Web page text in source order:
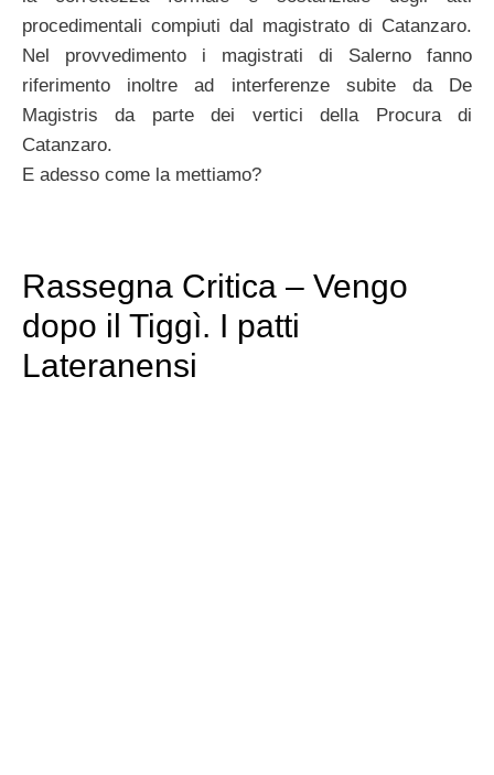
procedimentali compiuti dal magistrato di Catanzaro.
Nel provvedimento i magistrati di Salerno fanno
riferimento inoltre ad interferenze subite da De
Magistris da parte dei vertici della Procura di
Catanzaro.
E adesso come la mettiamo?
Rassegna Critica – Vengo
dopo il Tiggì. I patti
Lateranensi